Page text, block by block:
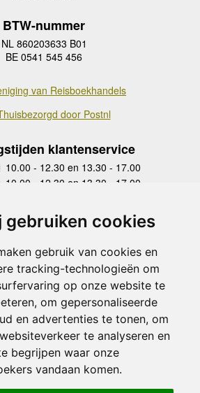
gebruiken cookies
gebruik van cookies en
tracking-technologieën om
op onze website te
om gepersonaliseerde
en advertenties te tonen, om
te analyseren en
begrijpen waar onze
vandaan komen.
BTW-nummer
NL 860203633 B01
BE 0541 545 456
van Reisboekhandels
door Postnl
klantenservice
10.00 - 12.30 en 13.30 - 17.00
10.00 - 12.30 en 13.30 - 17.00
10.00 - 12.30 en 13.30 - 17.00
10.00 - 12.30 en 13.30 - 17.00
Zaterdag
gesloten
Zondag gesloten